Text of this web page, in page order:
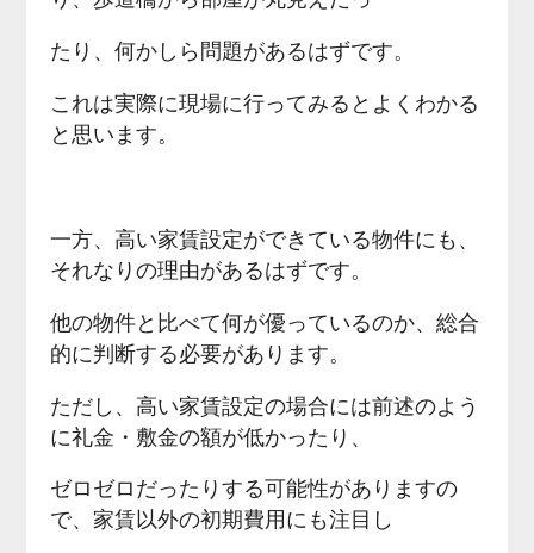
たり、何かしら問題があるはずです。
これは実際に現場に行ってみるとよくわかる
と思います。
一方、高い家賃設定ができている物件にも、
それなりの理由があるはずです。
他の物件と比べて何が優っているのか、総合
的に判断する必要があります。
ただし、高い家賃設定の場合には前述のよう
に礼金・敷金の額が低かったり、
ゼロゼロだったりする可能性がありますの
で、家賃以外の初期費用にも注目し